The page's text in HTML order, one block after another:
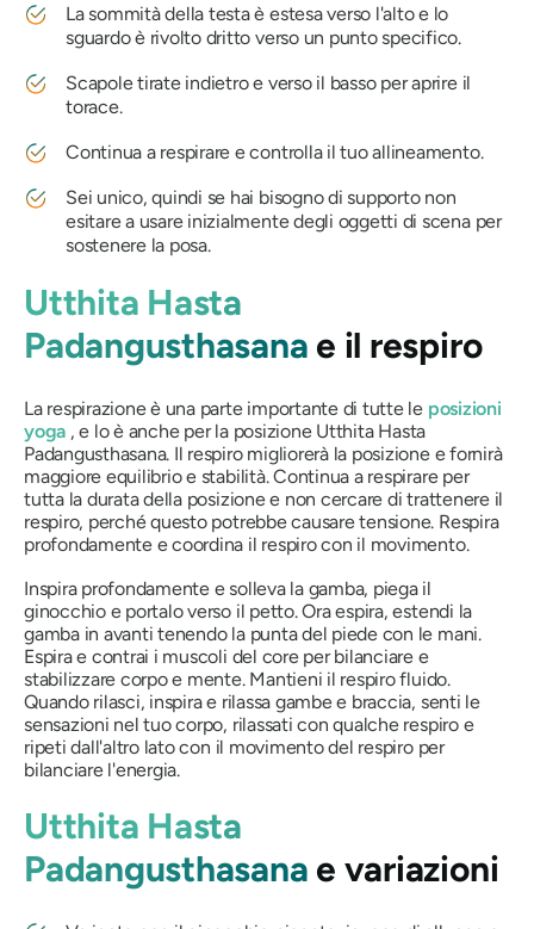
La sommità della testa è estesa verso l'alto e lo
sguardo è rivolto dritto verso un punto specifico.
Scapole tirate indietro e verso il basso per aprire il
torace.
Continua a respirare e controlla il tuo allineamento.
Sei unico, quindi se hai bisogno di supporto non
esitare a usare inizialmente degli oggetti di scena per
sostenere la posa.
Utthita Hasta
Padangusthasana e il respiro
La respirazione è una parte importante di tutte le posizioni
yoga , e lo è anche per la posizione Utthita Hasta
Padangusthasana. Il respiro migliorerà la posizione e fornirà
maggiore equilibrio e stabilità. Continua a respirare per
tutta la durata della posizione e non cercare di trattenere il
respiro, perché questo potrebbe causare tensione. Respira
profondamente e coordina il respiro con il movimento.
Inspira profondamente e solleva la gamba, piega il
ginocchio e portalo verso il petto. Ora espira, estendi la
gamba in avanti tenendo la punta del piede con le mani.
Espira e contrai i muscoli del core per bilanciare e
stabilizzare corpo e mente. Mantieni il respiro fluido.
Quando rilasci, inspira e rilassa gambe e braccia, senti le
sensazioni nel tuo corpo, rilassati con qualche respiro e
ripeti dall'altro lato con il movimento del respiro per
bilanciare l'energia.
Utthita Hasta
Padangusthasana e variazioni